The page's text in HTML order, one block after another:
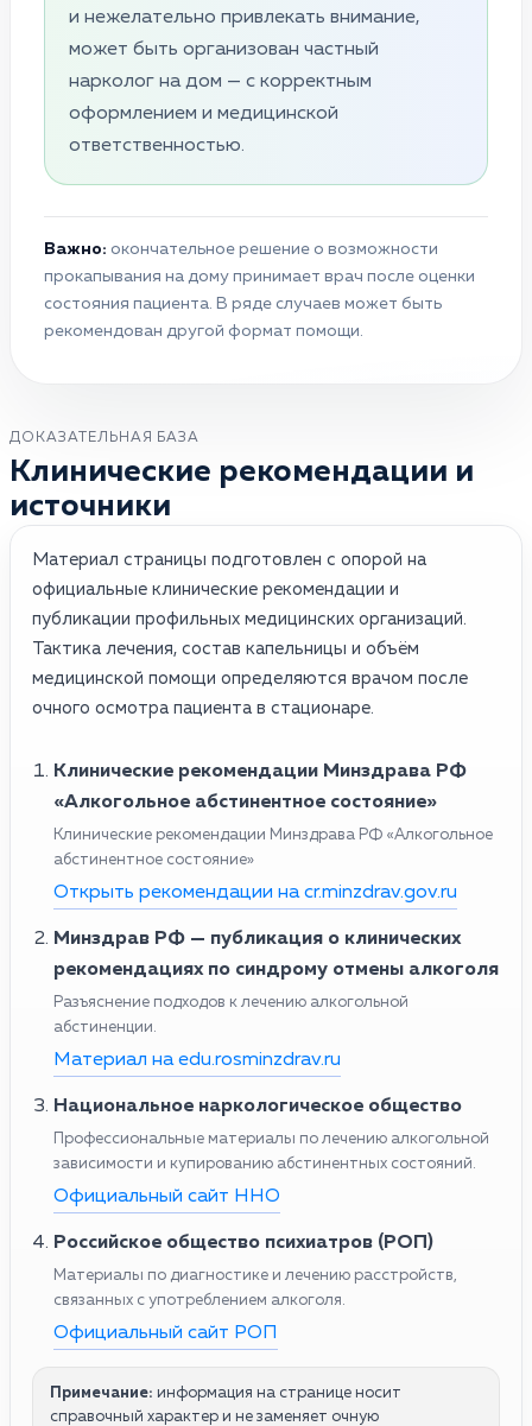
и нежелательно привлекать внимание,
может быть организован частный
нарколог на дом — с корректным
оформлением и медицинской
ответственностью.
Важно: окончательное решение о возможности
прокапывания на дому принимает врач после оценки
состояния пациента. В ряде случаев может быть
рекомендован другой формат помощи.
ДОКАЗАТЕЛЬНАЯ БАЗА
Клинические рекомендации и
источники
Материал страницы подготовлен с опорой на
официальные клинические рекомендации и
публикации профильных медицинских организаций.
Тактика лечения, состав капельницы и объём
медицинской помощи определяются врачом после
очного осмотра пациента в стационаре.
Клинические рекомендации Минздрава РФ
«Алкогольное абстинентное состояние»
Клинические рекомендации Минздрава РФ «Алкогольное
абстинентное состояние»
Открыть рекомендации на cr.minzdrav.gov.ru
Минздрав РФ — публикация о клинических
рекомендациях по синдрому отмены алкоголя
Разъяснение подходов к лечению алкогольной
абстиненции.
Материал на edu.rosminzdrav.ru
Национальное наркологическое общество
Профессиональные материалы по лечению алкогольной
зависимости и купированию абстинентных состояний.
Официальный сайт ННО
Российское общество психиатров (РОП)
Материалы по диагностике и лечению расстройств,
связанных с употреблением алкоголя.
Официальный сайт РОП
Примечание: информация на странице носит
справочный характер и не заменяет очную